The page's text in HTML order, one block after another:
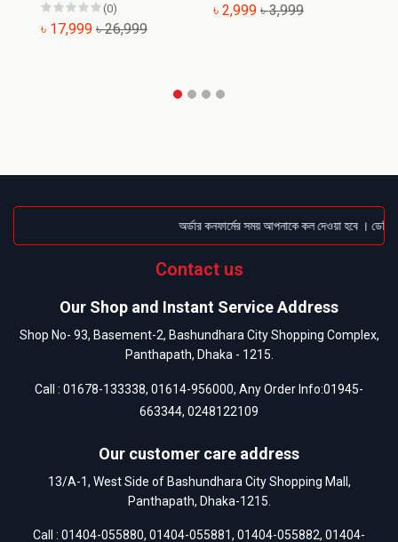
(0)
৳ 17,999 ৳ 26,999
৳ 2,999 ৳ 3,999
অর্ডার কনফার্মের সময় আপনাকে কল দেওয়া হবে ।
Contact us
Our Shop and Instant Service Address
Shop No- 93, Basement-2, Bashundhara City Shopping Complex,
Panthapath, Dhaka - 1215.
Call : 01678-133338, 01614-956000, Any Order Info:01945-
663344, 0248122109
Our customer care address
13/A-1, West Side of Bashundhara City Shopping Mall,
Panthapath, Dhaka-1215.
Call : 01404-055880, 01404-055881, 01404-055882, 01404-